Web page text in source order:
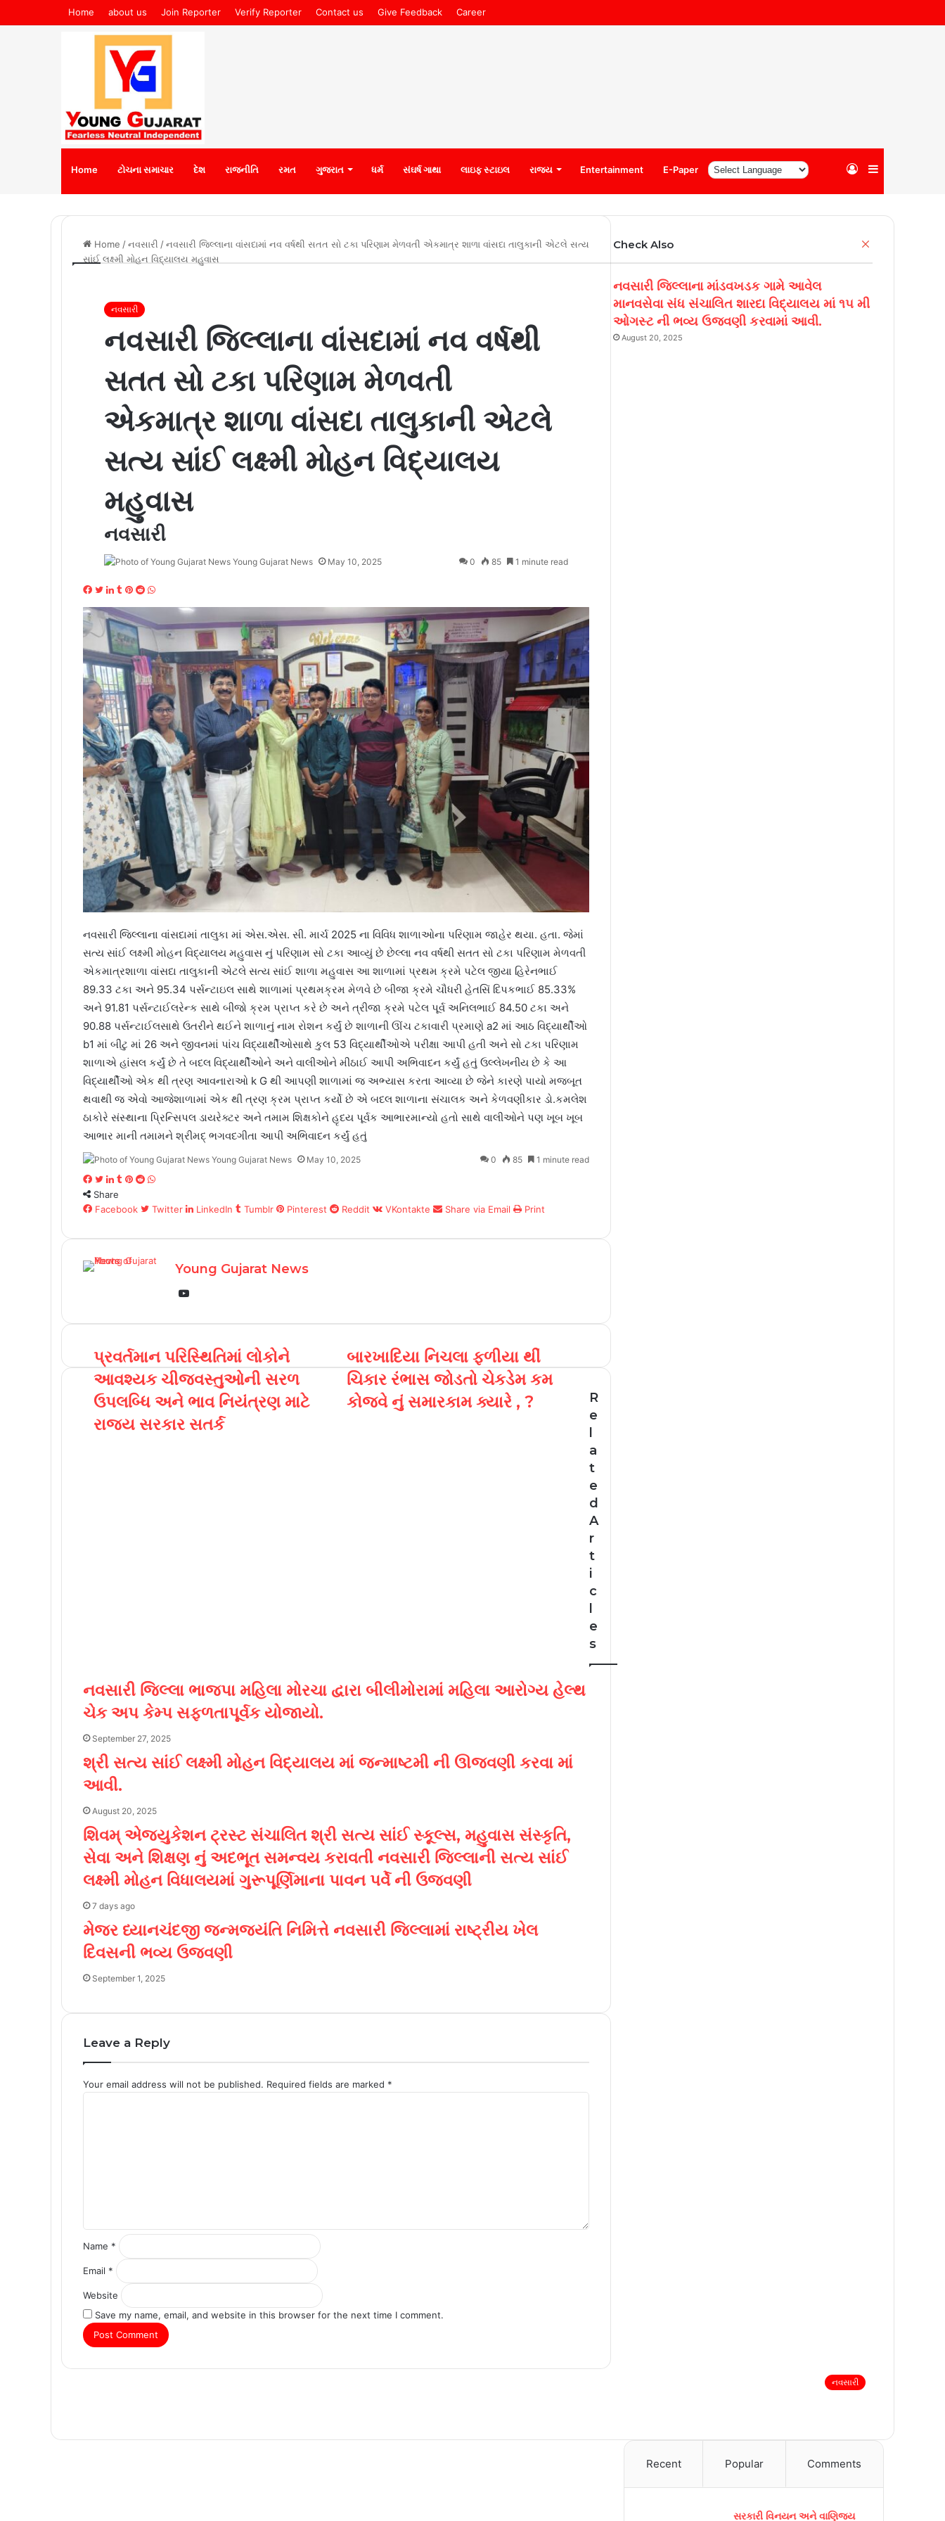
Home about us Join Reporter Verify Reporter Contact us Give Feedback Career
Home ટોચના સમાચાર દેશ રાજનીતિ રમત ગુજરાત ધર્મ સંઘર્ષ ગાથા લાઇફ સ્ટાઇલ રાજ્ય Entertainment E-Paper Sidebar
Log
Home /નવસારી /નવસારી જિલ્લાના વાંસદામાં નવ વર્ષથી સતત સો ટકા પરિણામ મેળવતી એકમાત્ર શાળા વાંસદા તાલુકાની એટલે સત્ય
સાંઈ લક્ષ્મી મોહન વિદ્યાલય મહુવાસ
નવસારી
નવસારી જિલ્લાના વાંસદામાં નવ વર્ષથી
સતત સો ટકા પરિણામ મેળવતી
એકમાત્ર શાળા વાંસદા તાલુકાની એટલે
સત્ય સાંઈ લક્ષ્મી મોહન વિદ્યાલય
મહુવાસ
નવસારી
Young Gujarat News May 10, 2025 0 85 1 minute read
Facebook
Twitter
LinkedIn
Tumblr
Pinterest
Reddit
WhatsApp
નવસારી જિલ્લાના વાંસદામાં તાલુકા માં એસ.એસ. સી. માર્ચ 2025 ના વિવિધ શાળાઓના પરિણામ જાહેર થયા. હતા. જેમાં
સત્ય સાંઈ લક્ષ્મી મોહન વિદ્યાલય મહુવાસ નું પરિણામ સો ટકા આવ્યું છે છેલ્લા નવ વર્ષથી સતત સો ટકા પરિણામ મેળવતી
એકમાત્રશાળા વાંસદા તાલુકાની એટલે સત્ય સાંઈ શાળા મહુવાસ આ શાળામાં પ્રથમ ક્રમે પટેલ જીયા હિરેનભાઈ
89.33 ટકા અને 95.34 પર્સન્ટાઇલ સાથે શાળામાં પ્રથમક્રમ મેળવે છે બીજા ક્રમે ચૌધરી હેતસિં દિપકભાઈ 85.33%
અને 91.81 પર્સન્ટાઈલરેન્ક સાથે બીજો ક્રમ પ્રાપ્ત કરે છે અને ત્રીજા ક્રમે પટેલ પૂર્વ અનિલભાઈ 84.50 ટકા અને
90.88 પર્સન્ટાઈલસાથે ઉતરીને થઈને શાળાનું નામ રોશન કર્યું છે શાળાની ઊંચ ટકાવારી પ્રમાણે a2 માં આઠ વિદ્યાર્થીઓ
b1 માં બીટુ માં 26 અને જીવનમાં પાંચ વિદ્યાર્થીઓસાથે કુલ 53 વિદ્યાર્થીઓએ પરીક્ષા આપી હતી અને સો ટકા પરિણામ
શાળાએ હાંસલ કર્યું છે તે બદલ વિદ્યાર્થીઓને અને વાલીઓને મીઠાઈ આપી અભિવાદન કર્યું હતું ઉલ્લેખનીય છે કે આ
વિદ્યાર્થીઓ એક થી ત્રણ આવનારાઓ k G થી આપણી શાળામાં જ અભ્યાસ કરતા આવ્યા છે જેને કારણે પાયો મજબૂત
થવાથી જ એવો આજેશાળામાં એક થી ત્રણ ક્રમ પ્રાપ્ત કર્યો છે એ બદલ શાળાના સંચાલક અને કેળવણીકાર ડો.કમલેશ
ઠાકોરે સંસ્થાના પ્રિન્સિપલ ડાયરેક્ટર અને તમામ શિક્ષકોને હૃદય પૂર્વક આભારમાન્યો હતો સાથે વાલીઓને પણ ખૂબ ખૂબ
આભાર માની તમામને શ્રીમદ્ ભગવદગીતા આપી અભિવાદન કર્યું હતું
Young Gujarat News May 10, 2025 0 85 1 minute read
Facebook
Twitter
LinkedIn
Tumblr
Pinterest
Reddit
WhatsApp
Share
Facebook
Twitter LinkedIn Tumblr Pinterest Reddit VKontakte Share via Email Print
Young Gujarat News
YouTube
પ્રવર્તમાન પરિસ્થિતિમાં લોકોને
આવશ્યક ચીજવસ્તુઓની સરળ
ઉપલબ્ધિ અને ભાવ નિયંત્રણ માટે
રાજ્ય સરકાર સતર્ક
બારખાદિયા નિચલા ફળીયા થીં
ચિકાર રંભાસ જોડતો ચેકડેમ કમ
કોજવે નું સમારકામ ક્યારે , ?
R
e
a
t
e
d
A
r
t
i
c
e
s
નવસારી જિલ્લા ભાજપા મહિલા મોરચા દ્વારા બીલીમોરામાં મહિલા આરોગ્ય હેલ્થ
ચેક અપ કેમ્પ સફળતાપૂર્વક યોજાયો.
September 27, 2025
શ્રી સત્ય સાંઈ લક્ષ્મી મોહન વિદ્યાલય માં જન્માષ્ટમી ની ઊજવણી કરવા માં
આવી.
August 20, 2025
શિવમ્ એજ્યુકેશન ટ્રસ્ટ સંચાલિત શ્રી સત્ય સાંઈ સ્કૂલ્સ, મહુવાસ સંસ્કૃતિ,
સેવા અને શિક્ષણ નું અદભૂત સમન્વય કરાવતી નવસારી જિલ્લાની સત્ય સાંઈ
લક્ષ્મી મોહન વિધાલયમાં ગુરૂપૂર્ણિમાના પાવન પર્વે ની ઉજવણી
7 days ago
મેજર ધ્યાનચંદજી જન્મજયંતિ નિમિત્તે નવસારી જિલ્લામાં રાષ્ટ્રીય ખેલ
દિવસની ભવ્ય ઉજવણી
September 1, 2025
Leave a Reply
Your email address will not be published. Required fields are marked *
Name *
Email *
Website
Save my name, email, and website in this browser for the next time I comment.
Check Also
નવસારી
નવસારી જિલ્લાના માંડવખડક ગામે આવેલ
માનવસેવા સંધ સંચાલિત શારદા વિદ્યાલય માં ૧૫ મી
ઓગસ્ટ ની ભવ્ય ઉજવણી કરવામાં આવી.
August 20, 2025
Recent Popular Comments
સરકારી વિનયન અને વાણિજ્ય